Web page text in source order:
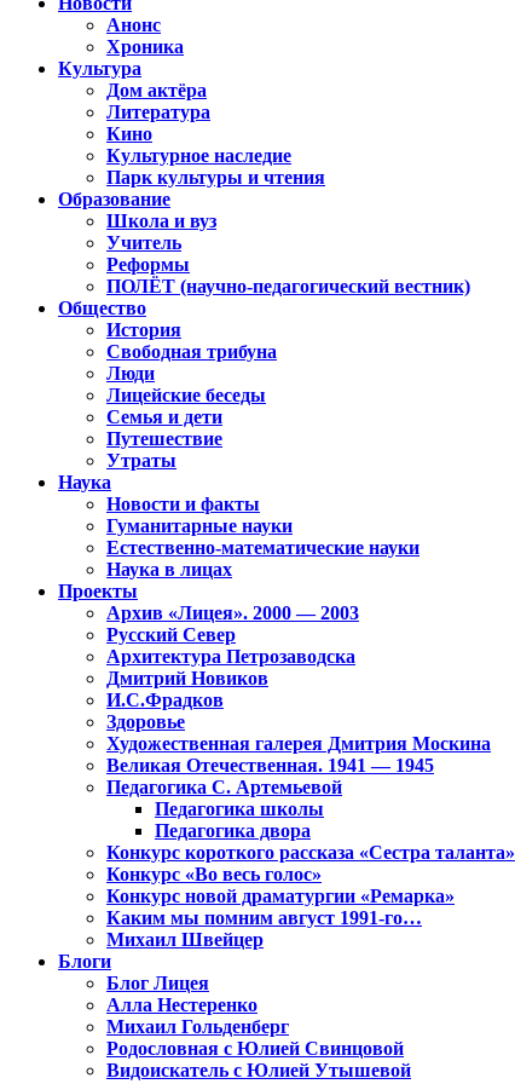
Анонс
Хроника
Культура
Дом актёра
Литература
Кино
Культурное наследие
Парк культуры и чтения
Образование
Школа и вуз
Учитель
Реформы
ПОЛЁТ (научно-педагогический вестник)
Общество
История
Свободная трибуна
Люди
Лицейские беседы
Семья и дети
Путешествие
Утраты
Наука
Новости и факты
Гуманитарные науки
Естественно-математические науки
Наука в лицах
Проекты
Архив «Лицея». 2000 — 2003
Русский Север
Архитектура Петрозаводска
Дмитрий Новиков
И.С.Фрадков
Здоровье
Художественная галерея Дмитрия Москина
Великая Отечественная. 1941 — 1945
Педагогика С. Артемьевой
Педагогика школы
Педагогика двора
Конкурс короткого рассказа «Сестра таланта»
Конкурс «Во весь голос»
Конкурс новой драматургии «Ремарка»
Каким мы помним август 1991-го…
Михаил Швейцер
Блоги
Блог Лицея
Алла Нестеренко
Михаил Гольденберг
Родословная с Юлией Свинцовой
Видоискатель с Юлией Утышевой